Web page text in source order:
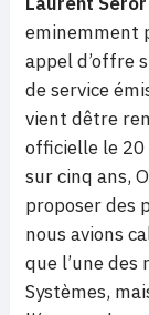
eminemment
appel d’offre
de service
vient dêtre
officielle le 20
sur cinq ans,
proposer des
nous avions
que l’une des
Systèmes,